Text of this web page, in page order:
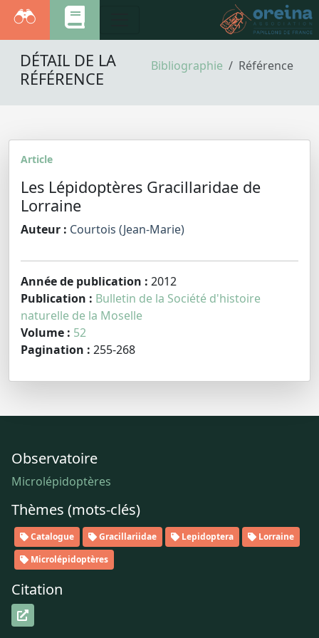
Bibliographie Référence
DÉTAIL DE LA
RÉFÉRENCE
Article
Les Lépidoptères Gracillaridae de
Lorraine
Auteur : Courtois (Jean-Marie)
Année de publication : 2012
Publication : Bulletin de la Société d'histoire
naturelle de la Moselle
Volume : 52
Pagination : 255-268
Observatoire
Microlépidoptères
Thèmes (mots-clés)
Catalogue Gracillariidae Lepidoptera
Lorraine
Microlépidoptères
Citation